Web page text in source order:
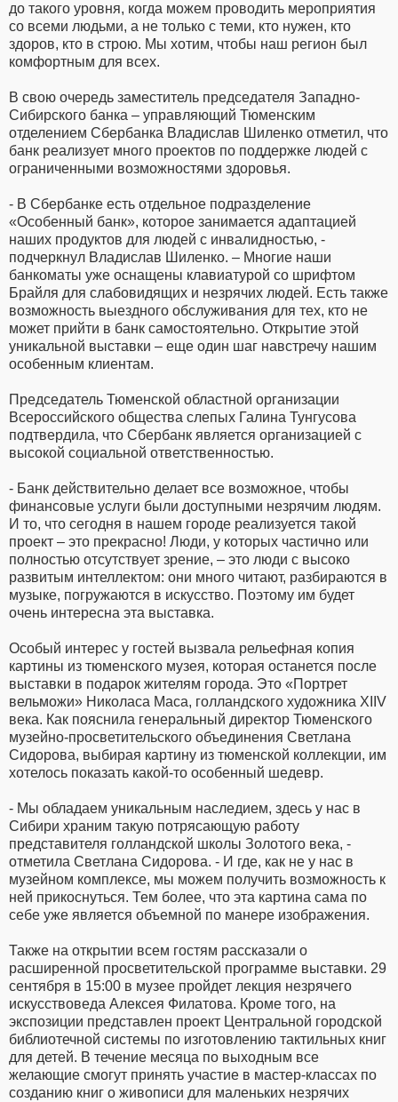
до такого уровня, когда можем проводить мероприятия
со всеми людьми, а не только с теми, кто нужен, кто
здоров, кто в строю. Мы хотим, чтобы наш регион был
комфортным для всех.
В свою очередь заместитель председателя Западно-
Сибирского банка – управляющий Тюменским
отделением Сбербанка Владислав Шиленко отметил, что
банк реализует много проектов по поддержке людей с
ограниченными возможностями здоровья.
- В Сбербанке есть отдельное подразделение
«Особенный банк», которое занимается адаптацией
наших продуктов для людей с инвалидностью, -
подчеркнул Владислав Шиленко. – Многие наши
банкоматы уже оснащены клавиатурой со шрифтом
Брайля для слабовидящих и незрячих людей. Есть также
возможность выездного обслуживания для тех, кто не
может прийти в банк самостоятельно. Открытие этой
уникальной выставки – еще один шаг навстречу нашим
особенным клиентам.
Председатель Тюменской областной организации
Всероссийского общества слепых Галина Тунгусова
подтвердила, что Сбербанк является организацией с
высокой социальной ответственностью.
- Банк действительно делает все возможное, чтобы
финансовые услуги были доступными незрячим людям.
И то, что сегодня в нашем городе реализуется такой
проект – это прекрасно! Люди, у которых частично или
полностью отсутствует зрение, – это люди с высоко
развитым интеллектом: они много читают, разбираются в
музыке, погружаются в искусство. Поэтому им будет
очень интересна эта выставка.
Особый интерес у гостей вызвала рельефная копия
картины из тюменского музея, которая останется после
выставки в подарок жителям города. Это «Портрет
вельможи» Николаса Маса, голландского художника XIIV
века. Как пояснила генеральный директор Тюменского
музейно-просветительского объединения Светлана
Сидорова, выбирая картину из тюменской коллекции, им
хотелось показать какой-то особенный шедевр.
- Мы обладаем уникальным наследием, здесь у нас в
Сибири храним такую потрясающую работу
представителя голландской школы Золотого века, -
отметила Светлана Сидорова. - И где, как не у нас в
музейном комплексе, мы можем получить возможность к
ней прикоснуться. Тем более, что эта картина сама по
себе уже является объемной по манере изображения.
Также на открытии всем гостям рассказали о
расширенной просветительской программе выставки. 29
сентября в 15:00 в музее пройдет лекция незрячего
искусствоведа Алексея Филатова. Кроме того, на
экспозиции представлен проект Центральной городской
библиотечной системы по изготовлению тактильных книг
для детей. В течение месяца по выходным все
желающие смогут принять участие в мастер-классах по
созданию книг о живописи для маленьких незрячих